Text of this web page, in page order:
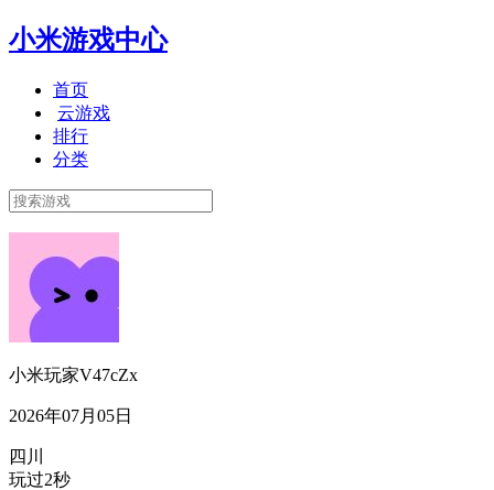
小米游戏中心
首页
云游戏
排行
分类
小米玩家V47cZx
2026年07月05日
四川
玩过2秒